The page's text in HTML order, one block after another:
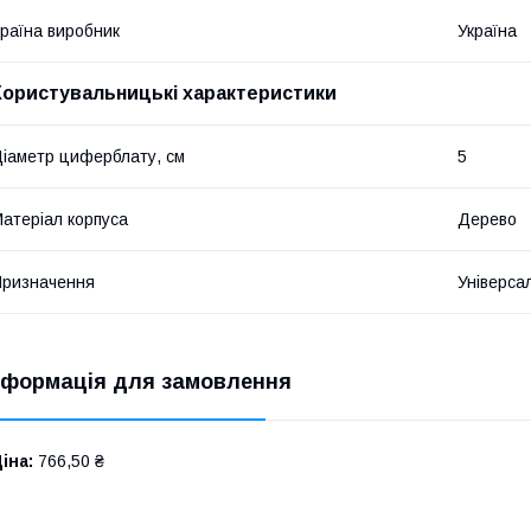
виробник Україна
характеристики
циферблату, см 5
корпуса Дерево
для замовлення
766,50 ₴